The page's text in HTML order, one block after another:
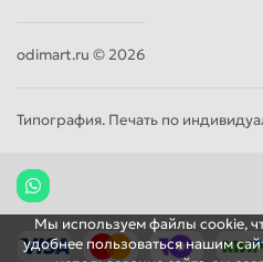
odimart.ru © 2026
Типография. Печать по
Мы используем файлы cookie,
удобнее пользоваться нашим